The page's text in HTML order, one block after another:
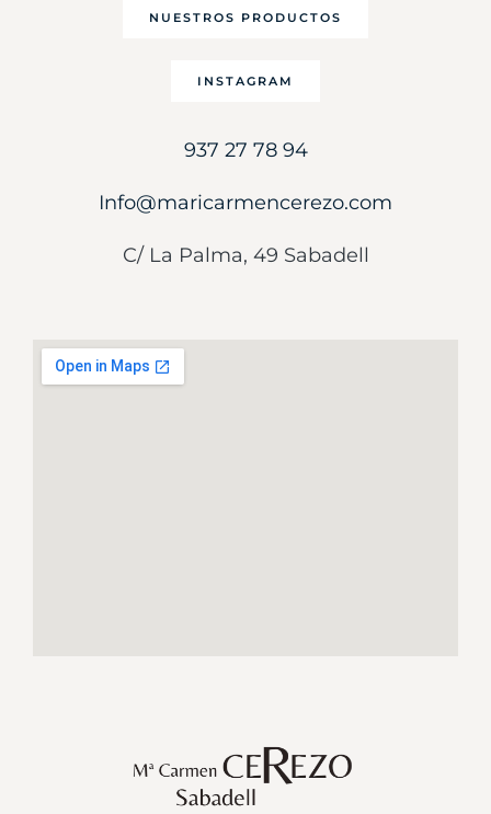
NUESTROS PRODUCTOS
INSTAGRAM
937 27 78 94
Info@maricarmencerezo.com
C/ La Palma, 49 Sabadell